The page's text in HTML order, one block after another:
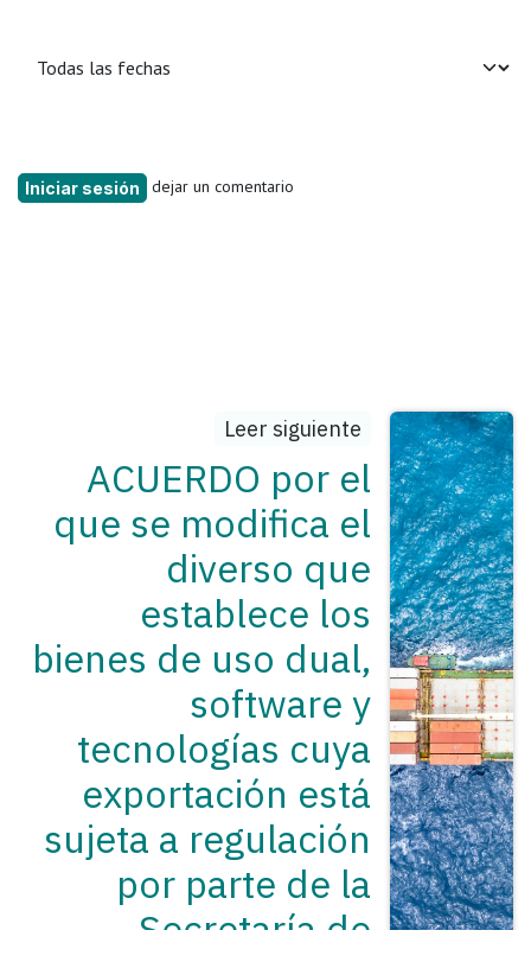
Iniciar sesión dejar un comentario
Leer siguiente
ACUERDO por el
que se modifica el
diverso que
establece los
bienes de uso dual,
software y
tecnologías cuya
exportación está
sujeta a regulación
por parte de la
Secretaría de